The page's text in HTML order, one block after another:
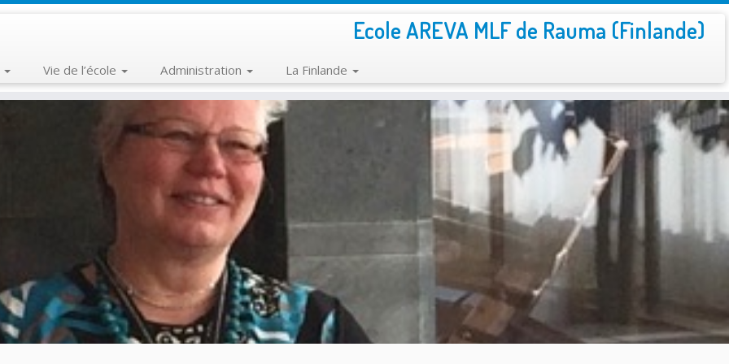
Ecole AREVA MLF de Rauma (Finlande)
Vie de l’école Administration La Finlande